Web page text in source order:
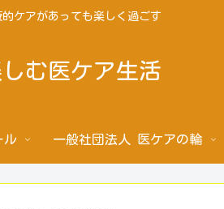
的ケアがあっても楽しく過ごす
む医ケア生活
ル 一般社団法人 医ケアの輪